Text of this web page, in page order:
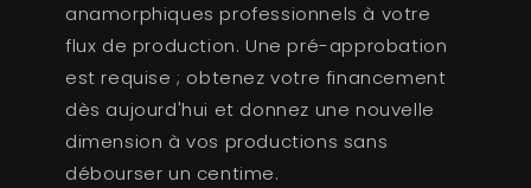
anamorphiques professionnels à votre
flux de production. Une pré-approbation
est requise ; obtenez votre financement
dès aujourd'hui et donnez une nouvelle
dimension à vos productions sans
débourser un centime.